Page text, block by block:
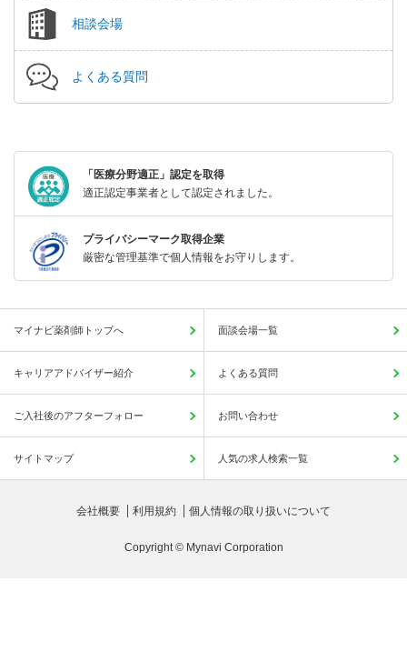
相談会場
よくある質問
「医療分野適正」認定を取得
適正認定事業者として認定されました。
プライバシーマーク取得企業
厳密な管理基準で個人情報をお守りします。
マイナビ薬剤師トップへ 面談会場一覧
キャリアアドバイザー紹介 よくある質問
ご入社後のアフターフォロー お問い合わせ
サイトマップ 人気の求人検索一覧
会社概要 利用規約 個人情報の取り扱いについて
Copyright © Mynavi Corporation